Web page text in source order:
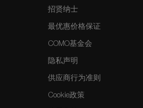
招贤纳士
最优惠价格保证
COMO基金会
隐私声明
供应商行为准则
Cookie政策